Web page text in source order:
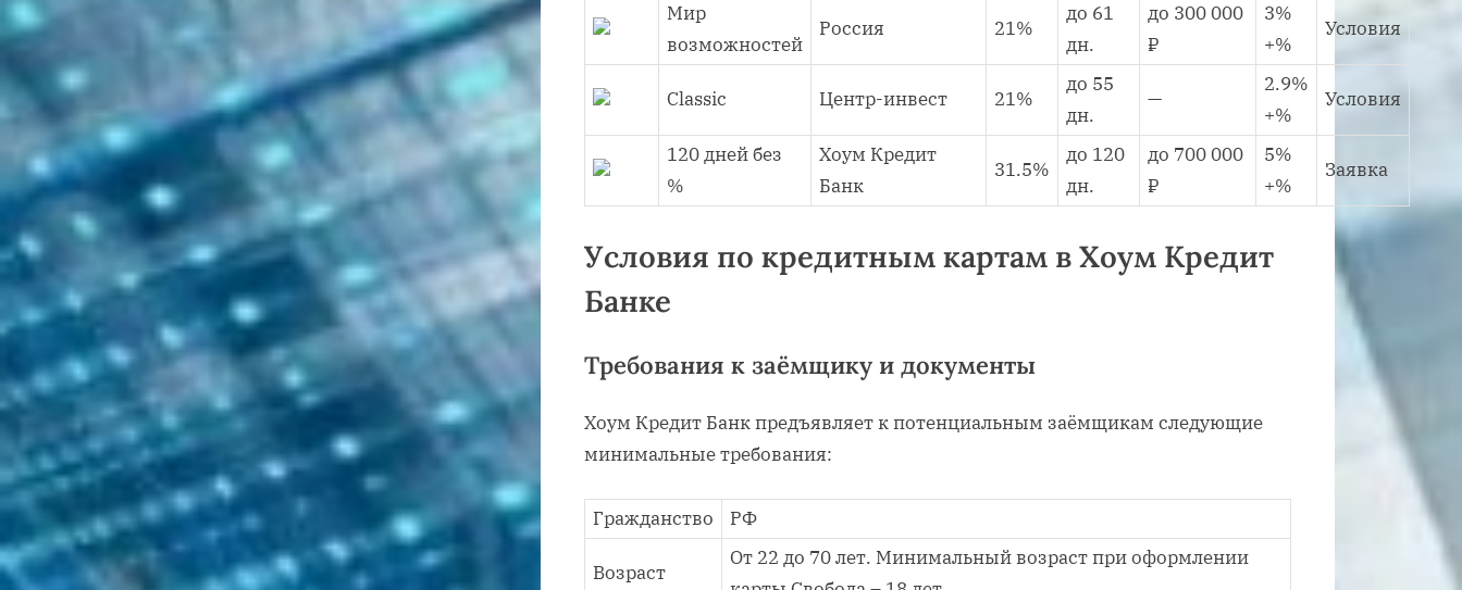
Мир
возможностей
Россия 21%
до 61
дн.
до 300 000
₽
3%
+%
Условия
Classic Центр-инвест 21%
до 55
дн.
—
2.9%
+%
Условия
120 дней без
%
Хоум Кредит
Банк
31.5%
до 120
дн.
до 700 000
₽
5%
+%
Заявка
Условия по кредитным картам в Хоум Кредит
Банке
Требования к заёмщику и документы
Хоум Кредит Банк предъявляет к потенциальным заёмщикам следующие
минимальные требования:
Гражданство РФ
Возраст
От 22 до 70 лет. Минимальный возраст при оформлении